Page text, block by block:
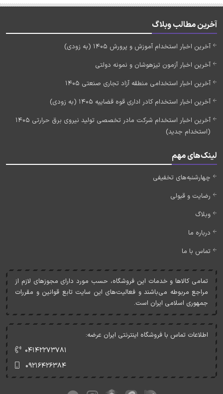
آخرین مطالب وبلاگ
آخرین اخبار استخدام آموزش و پرورش 1405 (به زودی)
آخرین اخبار آزمون تیزهوشان و نمونه دولتی
آخرین اخبار استخدامی منطقه آزاد تجاری صنعتی 1405
آخرین اخبار استخدام کادر اداری قوه قضاییه 1405 (به زودی)
آخرین اخبار استخدام شرکت مادر تخصصی تولید نیروی برق حرارتی 1405
(استخدام جدید)
لینک‌های مهم
چهارشنبه‌های تخفیفی
رضایت و قبولی
وبلاگ
درباره ما
تماس با ما
تمامی کالاها و خدمات اين فروشگاه، حسب مورد دارای مجوزهای لازم از
مراجع مربوطه می‌باشند و فعاليت‌های اين سايت تابع قوانين و مقررات
جمهوری اسلامی ايران است.
اطلاعات تماس با فروشگاه اینترنتی ایران عرضه:
۰۴۱۴۲۲۷۳۷۸۱
۰۹۲۱۶۴۲۶۳۸۴